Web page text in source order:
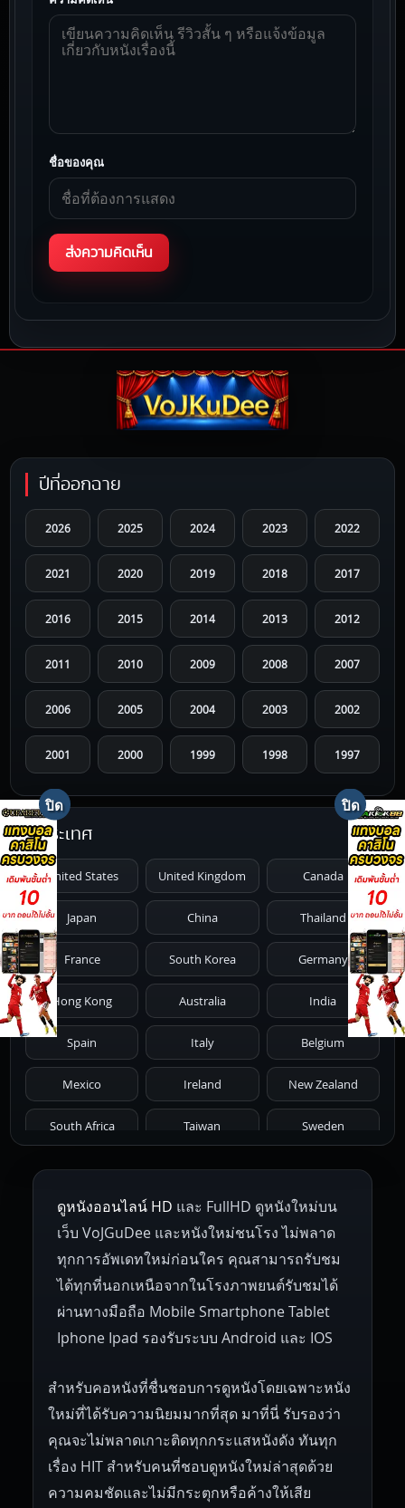
ชื่อของคุณ
ปีที่ออกฉาย
2026 2025 2024 2023 2022
2021 2020 2019 2018 2017
2016 2015 2014 2013 2012
2011 2010 2009 2008 2007
2006 2005 2004 2003 2002
2001 2000 1999 1998 1997
1996 1995 1994 1993 1992
1991 1987
1986 1985 1984 1983 1982
1981 1980 1979 1978 1977
1976 1975 1974 1973 1972
1971 1970 1969 1968 1967
1966 1965 1964 1963 1962
1959 1955
1945 1942 1941 1940 1939
1938 1937 1930 1928 1916
ประเทศ
United States United Kingdom Canada
Japan China Thailand
France South Korea Germany
Hong Kong Australia India
Spain Italy Belgium
Mexico Ireland New Zealand
South Africa Taiwan Sweden
Netherlands Russia Poland
Hungary Denmark Bulgaria
Czech Republic Brazil Turkey
ดูหนังออนไลน์ HD และ FullHD ดูหนังใหม่บน
เว็บ VoJGuDee และหนังใหม่ชนโรง ไม่พลาด
ทุกการอัพเดทใหม่ก่อนใคร คุณสามารถรับชม
ได้ทุกที่นอกเหนือจากในโรงภาพยนต์รับชมได้
ผ่านทางมือถือ Mobile Smartphone Tablet
Iphone Ipad รองรับระบบ Android และ IOS
สำหรับคอหนังที่ชื่นชอบการดูหนังโดยเฉพาะหนัง
ใหม่ที่ได้รับความนิยมมากที่สุด มาที่นี่ รับรองว่า
คุณจะไม่พลาดเกาะติดทุกกระแสหนังดัง ทันทุก
เรื่อง HIT สำหรับคนที่ชอบดูหนังใหม่ล่าสุดด้วย
ความคมชัดและไม่มีกระตุกหรือค้างให้เสีย